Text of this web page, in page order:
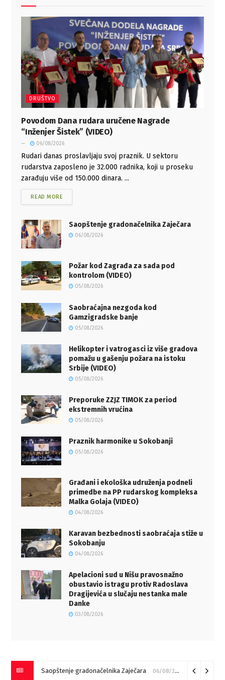
DRUŠTVO
Povodom Dana rudara uručene Nagrade
“Inženjer Šistek” (VIDEO)
06/08/2026
Rudari danas proslavljaju svoj praznik. U sektoru
rudarstva zaposleno je 32.000 radnika, koji u proseku
zarađuju više od 150.000 dinara. ...
READ MORE
Saopštenje gradonačelnika Zaječara
06/08/2026
Požar kod Zagrađa za sada pod
kontrolom (VIDEO)
05/08/2026
Saobraćajna nezgoda kod
Gamzigradske banje
05/08/2026
Helikopter i vatrogasci iz više gradova
pomažu u gašenju požara na istoku
Srbije (VIDEO)
05/08/2026
Preporuke ZZJZ TIMOK za period
ekstremnih vrućina
05/08/2026
Praznik harmonike u Sokobanji
05/08/2026
Građani i ekološka udruženja podneli
primedbe na PP rudarskog kompleksa
Malka Golaja (VIDEO)
04/08/2026
Karavan bezbednosti saobraćaja stiže u
Sokobanju
04/08/2026
Apelacioni sud u Nišu pravosnažno
obustavio istragu protiv Radoslava
Dragijevića u slučaju nestanka male
Danke
03/08/2026
Saopštenje gradonačelnika Zaječara 06/08/2026